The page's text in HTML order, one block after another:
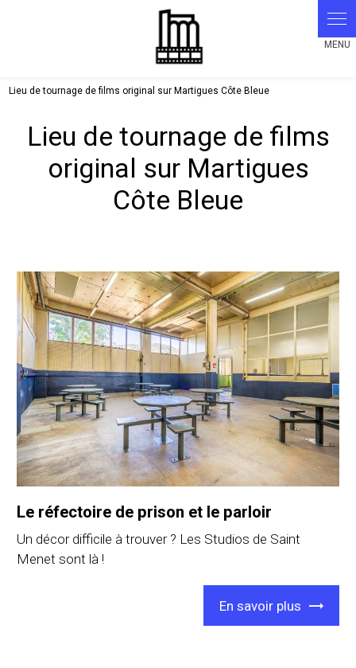
Lieu de tournage de films original sur Martigues Côte Bleue
Lieu de tournage de films
original sur Martigues
Côte Bleue
Le réfectoire de prison et le parloir
Un décor difficile à trouver ? Les Studios de Saint
Menet sont là !
En savoir plus
Panneau de gestion des cookies